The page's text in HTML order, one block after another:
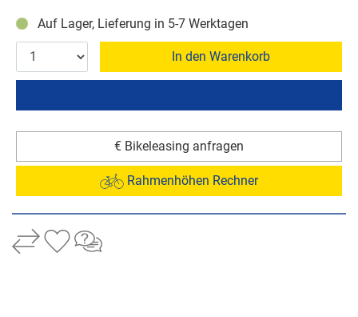
Auf Lager, Lieferung in 5-7 Werktagen
In den Warenkorb
€ Bikeleasing anfragen
Rahmenhöhen Rechner